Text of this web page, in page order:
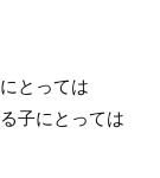
とっては
子にとっては